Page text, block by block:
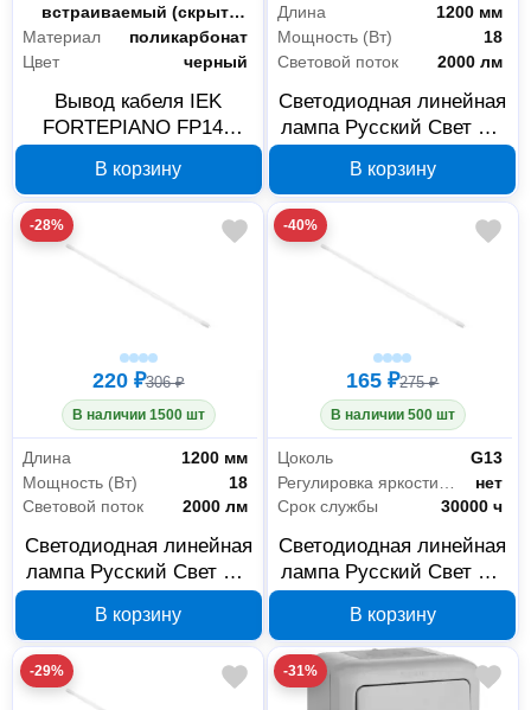
Монтаж
встраиваемый (скрытый)
Материал
поликарбонат
Цвет
черный
Вывод кабеля IEK
FORTEPIANO FP142
В корзину
Длина
1200 мм
Мощность (Вт)
18
Световой поток
2000 лм
Светодиодная линейная
лампа Русский Свет RS
G13, 18 Вт, 6500 К
В корзину
-28%
220 ₽306 ₽
В наличии 1500 шт
Длина
1200 мм
Мощность (Вт)
18
Световой поток
2000 лм
Светодиодная линейная
лампа Русский Свет RS
G13, 18 Вт, 1200 мм
В корзину
-40%
165 ₽275 ₽
В наличии 500 шт
Цоколь
G13
нет
Срок службы
30000 ч
Светодиодная линейная
лампа Русский Свет RS
G13, 9 Вт, 600 мм
В корзину
-29% -31%